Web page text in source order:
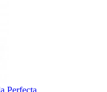
Perfecta